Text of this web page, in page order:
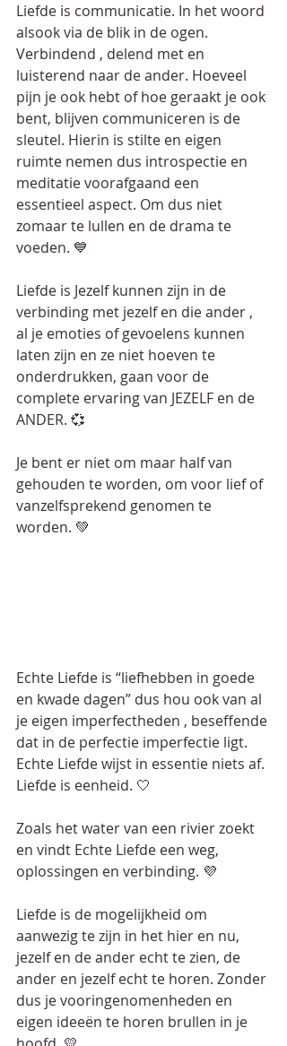
Liefde is communicatie. In het woord
alsook via de blik in de ogen.
Verbindend , delend met en
luisterend naar de ander. Hoeveel
pijn je ook hebt of hoe geraakt je ook
bent, blijven communiceren is de
sleutel. Hierin is stilte en eigen
ruimte nemen dus introspectie en
meditatie voorafgaand een
essentieel aspect. Om dus niet
zomaar te lullen en de drama te
voeden. 💙
Liefde is Jezelf kunnen zijn in de
verbinding met jezelf en die ander ,
al je emoties of gevoelens kunnen
laten zijn en ze niet hoeven te
onderdrukken, gaan voor de
complete ervaring van JEZELF en de
ANDER. 💞
Je bent er niet om maar half van
gehouden te worden, om voor lief of
vanzelfsprekend genomen te
worden. 💚
Echte Liefde is “liefhebben in goede
en kwade dagen” dus hou ook van al
je eigen imperfectheden , beseffende
dat in de perfectie imperfectie ligt.
Echte Liefde wijst in essentie niets af.
Liefde is eenheid. 🤍
Zoals het water van een rivier zoekt
en vindt Echte Liefde een weg,
oplossingen en verbinding. 💜
Liefde is de mogelijkheid om
aanwezig te zijn in het hier en nu,
jezelf en de ander echt te zien, de
ander en jezelf echt te horen. Zonder
dus je vooringenomenheden en
eigen ideeën te horen brullen in je